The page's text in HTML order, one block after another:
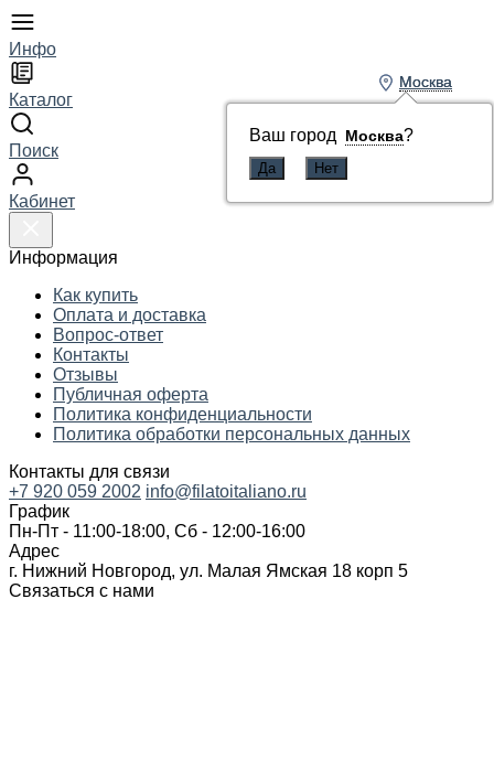
Инфо
Каталог
Поиск
Кабинет
Информация
Как купить
Оплата и доставка
Вопрос-ответ
Контакты
Отзывы
Публичная оферта
Политика конфиденциальности
Политика обработки персональных данных
Контакты для связи
Москва
Ваш город Москва?
+7 920 059 2002 info@filatoitaliano.ru
График
Пн-Пт - 11:00-18:00, Сб - 12:00-16:00
Адрес
г. Нижний Новгород, ул. Малая Ямская 18 корп 5
Связаться с нами
Москва
Ваш город Москва?